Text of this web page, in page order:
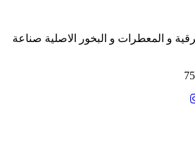
و المعطرات و البخور الاصلية صناعة